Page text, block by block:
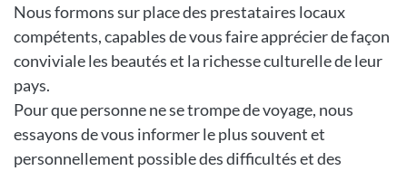
Nous formons sur place des prestataires locaux
compétents, capables de vous faire apprécier de façon
conviviale les beautés et la richesse culturelle de leur
pays.
Pour que personne ne se trompe de voyage, nous
essayons de vous informer le plus souvent et
personnellement possible des difficultés et des